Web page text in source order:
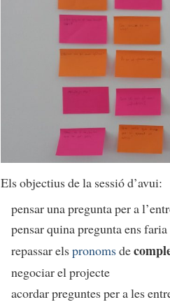
Els objectius de la sessió d’avui:
pensar una pregunta per a
pensar quina pregunta ens
repassar elspronomsde
negociar el projecte
acordar preguntes per a les